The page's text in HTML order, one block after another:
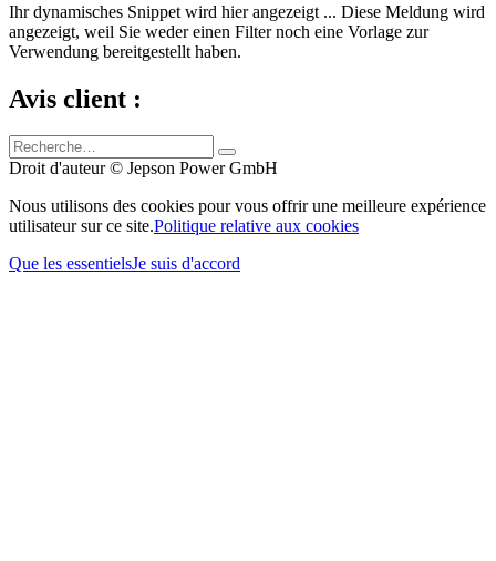
Ihr dynamisches Snippet wird hier angezeigt ... Diese Meldung wird
angezeigt, weil Sie weder einen Filter noch eine Vorlage zur
Verwendung bereitgestellt haben.
Avis client :
Droit d'auteur © Jepson Power GmbH
Nous utilisons des cookies pour vous offrir une meilleure expérience
utilisateur sur ce site.Politique relative aux cookies
Que les essentielsJe suis d'accord